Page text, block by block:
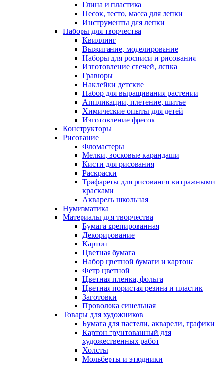
Глина и пластика
Песок, тесто, масса для лепки
Инструменты для лепки
Наборы для творчества
Квиллинг
Выжигание, моделирование
Наборы для росписи и рисования
Изготовление свечей, лепка
Гравюры
Наклейки детские
Набор для выращивания растений
Аппликации, плетение, шитье
Химические опыты для детей
Изготовление фресок
Конструкторы
Рисование
Фломастеры
Мелки, восковые карандаши
Кисти для рисования
Раскраски
Трафареты для рисования витражными
красками
Акварель школьная
Нумизматика
Материалы для творчества
Бумага крепированная
Декорирование
Картон
Цветная бумага
Набор цветной бумаги и картона
Фетр цветной
Цветная пленка, фольга
Цветная пористая резина и пластик
Заготовки
Проволока синельная
Товары для художников
Бумага для пастели, акварели, графики
Картон грунтованный для
художественных работ
Холсты
Мольберты и этюдники